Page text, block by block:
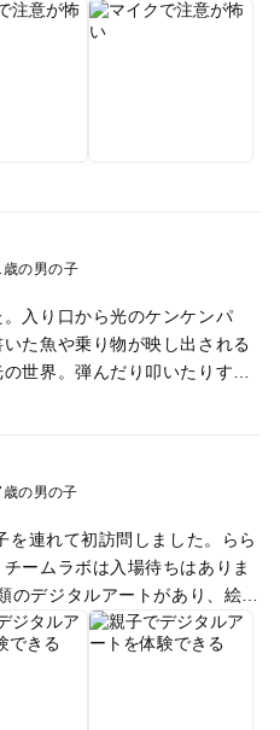
した。周りに人がいなくても
光るボールに飛びついたらま
けなので怖いです。 しかもみ
倍増するし、そのマイクの性
メなのか全然分からない。 施
みにくいし、子供も見失いや
いので)。 運動系の遊びはほ
お絵描きしたものががスクリ
ロジェクションマッピングの
動いてくれたりとハマるもの
歳の男の子
入り口から光のケンケンパ
た魚や乗り物が映し出される
世界。弾んだり叩いたりする
り狭く子供達が飽きてしまい
タッフが各ポジションに配置
て遊べます。 小学生でも子供
と一緒に退室してくださいと
低学年まで向けのアスレチッ
おり、500円でダイヤモンド石
ので前もって時間を調べた上
マップやルールなどは中が暗
んでました。 フリーパス買う
ゃなーっくらいの広さだと思
歳の男の子
連れて初訪問しました。らら
ームラボは入場待ちはありま
トの一部になることが出来ま
きではないですが、ゲーム感